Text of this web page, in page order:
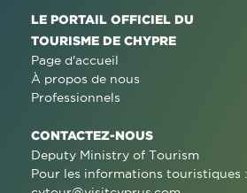
LE PORTAIL OFFICIEL DU
TOURISME DE CHYPRE
Page d'accueil
À propos de nous
Professionnels
CONTACTEZ-NOUS
Deputy Ministry of Tourism
Pour les informations touristiques :